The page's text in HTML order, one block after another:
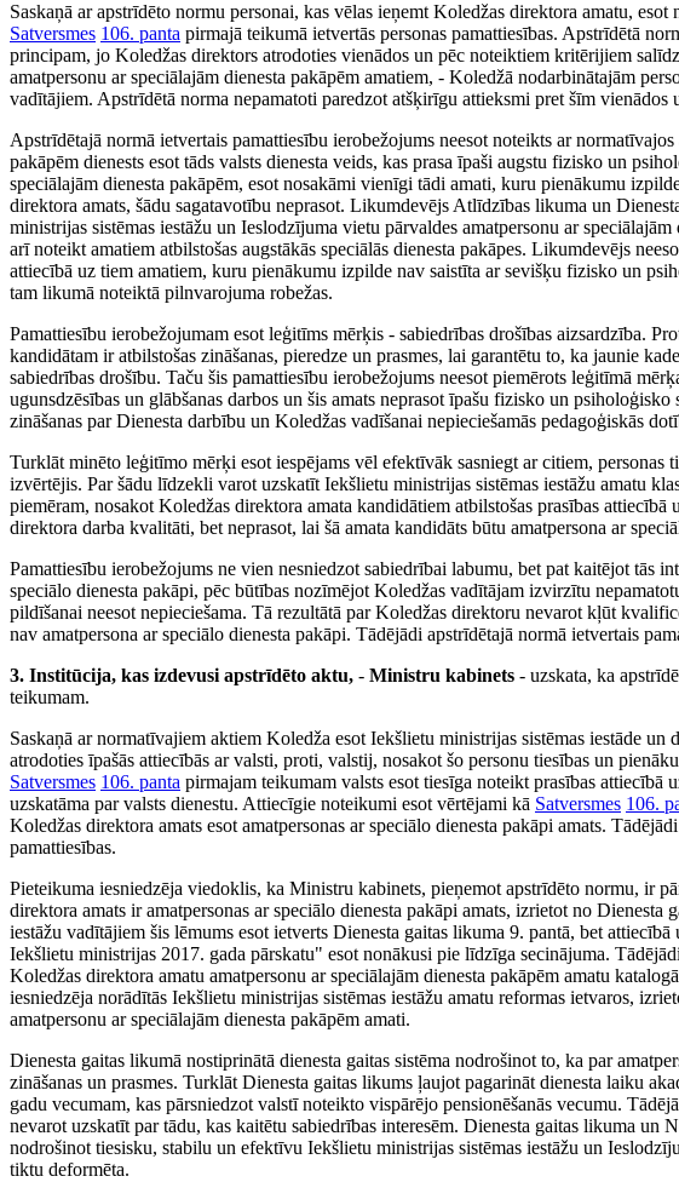
Saskaņā ar apstrīdēto normu personai, kas vēlas ieņemt Koledžas direktora amatu,
Satversmes 106. panta pirmajā teikumā ietvertās personas pamattiesības. Apstrīdētā
principam, jo Koledžas direktors atrodoties vienādos un pēc noteiktiem kritērijiem
amatpersonu ar speciālajām dienesta pakāpēm amatiem, - Koledžā nodarbinātajām
vadītājiem. Apstrīdētā norma nepamatoti paredzot atšķirīgu attieksmi pret šīm
Apstrīdētajā normā ietvertais pamattiesību ierobežojums neesot noteikts ar
pakāpēm dienests esot tāds valsts dienesta veids, kas prasa īpaši augstu fizisko un
speciālajām dienesta pakāpēm, esot nosakāmi vienīgi tādi amati, kuru pienākumu
direktora amats, šādu sagatavotību neprasot. Likumdevējs Atlīdzības likuma un
ministrijas sistēmas iestāžu un Ieslodzījuma vietu pārvaldes amatpersonu ar
arī noteikt amatiem atbilstošas augstākās speciālās dienesta pakāpes. Likumdevējs
attiecībā uz tiem amatiem, kuru pienākumu izpilde nav saistīta ar sevišķu fizisko un
tam likumā noteiktā pilnvarojuma robežas.
Pamattiesību ierobežojumam esot leģitīms mērķis - sabiedrības drošības aizsardzība.
kandidātam ir atbilstošas zināšanas, pieredze un prasmes, lai garantētu to, ka jaunie
sabiedrības drošību. Taču šis pamattiesību ierobežojums neesot piemērots leģitīmā
ugunsdzēsības un glābšanas darbos un šis amats neprasot īpašu fizisko un
zināšanas par Dienesta darbību un Koledžas vadīšanai nepieciešamās pedagoģiskās
Turklāt minēto leģitīmo mērķi esot iespējams vēl efektīvāk sasniegt ar citiem,
izvērtējis. Par šādu līdzekli varot uzskatīt Iekšlietu ministrijas sistēmas iestāžu amatu
piemēram, nosakot Koledžas direktora amata kandidātiem atbilstošas prasības
direktora darba kvalitāti, bet neprasot, lai šā amata kandidāts būtu amatpersona ar
Pamattiesību ierobežojums ne vien nesniedzot sabiedrībai labumu, bet pat kaitējot tās
speciālo dienesta pakāpi, pēc būtības nozīmējot Koledžas vadītājam izvirzītu
pildīšanai neesot nepieciešama. Tā rezultātā par Koledžas direktoru nevarot kļūt
nav amatpersona ar speciālo dienesta pakāpi. Tādējādi apstrīdētajā normā ietvertais
3. Institūcija, kas izdevusi apstrīdēto aktu, - Ministru kabinets - uzskata, ka
teikumam.
Saskaņā ar normatīvajiem aktiem Koledža esot Iekšlietu ministrijas sistēmas iestāde un
atrodoties īpašās attiecībās ar valsti, proti, valstij, nosakot šo personu tiesības un
Satversmes 106. panta pirmajam teikumam valsts esot tiesīga noteikt prasības
uzskatāma par valsts dienestu. Attiecīgie noteikumi esot vērtējami kā Satversmes 106.
Koledžas direktora amats esot amatpersonas ar speciālo dienesta pakāpi amats.
pamattiesības.
Pieteikuma iesniedzēja viedoklis, ka Ministru kabinets, pieņemot apstrīdēto normu, ir
direktora amats ir amatpersonas ar speciālo dienesta pakāpi amats, izrietot no
iestāžu vadītājiem šis lēmums esot ietverts Dienesta gaitas likuma 9. pantā, bet
Iekšlietu ministrijas 2017. gada pārskatu" esot nonākusi pie līdzīga secinājuma.
Koledžas direktora amatu amatpersonu ar speciālajām dienesta pakāpēm amatu
iesniedzēja norādītās Iekšlietu ministrijas sistēmas iestāžu amatu reformas ietvaros,
amatpersonu ar speciālajām dienesta pakāpēm amati.
Dienesta gaitas likumā nostiprinātā dienesta gaitas sistēma nodrošinot to, ka par
zināšanas un prasmes. Turklāt Dienesta gaitas likums ļaujot pagarināt dienesta laiku
gadu vecumam, kas pārsniedzot valstī noteikto vispārējo pensionēšanās vecumu.
nevarot uzskatīt par tādu, kas kaitētu sabiedrības interesēm. Dienesta gaitas likuma
nodrošinot tiesisku, stabilu un efektīvu Iekšlietu ministrijas sistēmas iestāžu un
tiktu deformēta.